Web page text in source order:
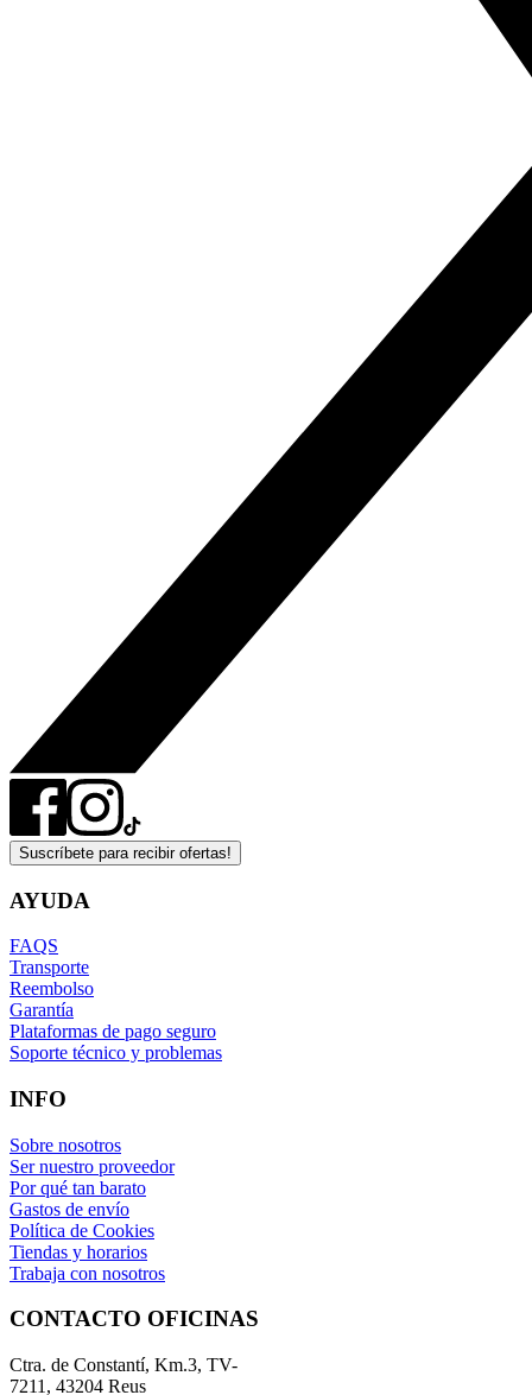
Suscríbete para recibir ofertas!
AYUDA
FAQS
Transporte
Reembolso
Garantía
Plataformas de pago seguro
Soporte técnico y problemas
INFO
Sobre nosotros
Ser nuestro proveedor
Por qué tan barato
Gastos de envío
Política de Cookies
Tiendas y horarios
Trabaja con nosotros
CONTACTO OFICINAS
Ctra. de Constantí, Km.3, TV-
7211, 43204 Reus